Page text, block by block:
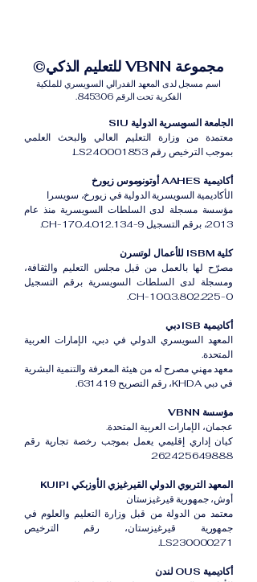
مجموعة VBNN للتعليم الذكي©
اسم مسجل لدى المعهد الفدرالي السويسري للملكية
الفكرية تحت الرقم 845306.
الجامعة السويسرية الدولية SIU
معتمدة من وزارة التعليم العالي والبحث العلمي
بموجب الترخيص رقم LS240001853.
أكاديمية AAHES أوتونوموس زيورخ
الأكاديمية السويسرية الدولية في زيورخ، سويسرا
مؤسسة مسجلة لدى السلطات السويسرية منذ عام
2013، برقم التسجيل CH-170.4.012.134-9.
كلية ISBM للأعمال لوتسرن
مصرّح لها بالعمل من قبل مجلس التعليم والثقافة،
ومسجلة لدى السلطات السويسرية برقم التسجيل
CH-100.3.802.225-0.
أكاديمية ISB دبي
المعهد السويسري الدولي في دبي، الإمارات العربية
المتحدة.
معهد مهني مصرح له من هيئة المعرفة والتنمية البشرية
في دبي KHDA، رقم التصريح 631419.
مؤسسة VBNN
عجمان، الإمارات العربية المتحدة.
كيان إداري إقليمي يعمل بموجب رخصة تجارية رقم
262425649888.
المعهد التربوي الدولي القيرغيزي الأوزبكي KUIPI
أوش، جمهورية قيرغيزستان
معتمد من الدولة من قبل وزارة التعليم والعلوم في
جمهورية قيرغيزستان، رقم الترخيص
LS230000271.
أكاديمية OUS لندن